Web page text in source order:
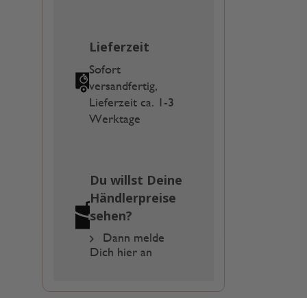
Lieferzeit
Sofort
versandfertig,
Lieferzeit ca. 1-3
Werktage
Du willst Deine
Händlerpreise
sehen?
Dann melde
Dich hier an